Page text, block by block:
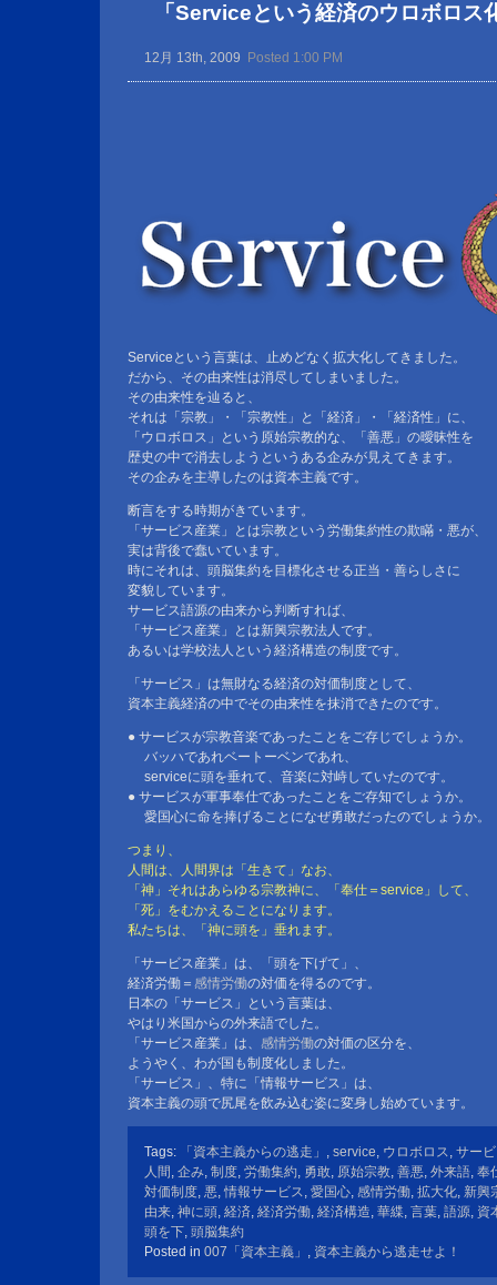
「Serviceという経済のウロボロス
12月 13th, 2009 Posted 1:00 PM
Serviceという言葉は、止めどなく拡大化してきました。
だから、その由来性は消尽してしまいました。
その由来性を辿ると、
それは「宗教」・「宗教性」と「経済」・「経済性」に、
「ウロボロス」という原始宗教的な、「善悪」の曖昧性を
歴史の中で消去しようというある企みが見えてきます。
その企みを主導したのは資本主義です。
断言をする時期がきています。
「サービス産業」とは宗教という労働集約性の欺瞞・悪が、
実は背後で蠢いています。
時にそれは、頭脳集約を目標化させる正当・善らしさに
変貌しています。
サービス語源の由来から判断すれば、
「サービス産業」とは新興宗教法人です。
あるいは学校法人という経済構造の制度です。
「サービス」は無財なる経済の対価制度として、
資本主義経済の中でその由来性を抹消できたのです。
● サービスが宗教音楽であったことをご存じでしょうか。
バッハであれベートーベンであれ、
serviceに頭を垂れて、音楽に対峙していたのです。
● サービスが軍事奉仕であったことをご存知でしょうか。
愛国心に命を捧げることになぜ勇敢だったのでしょうか。
つまり、
人間は、人間界は「生きて」なお、
「神」それはあらゆる宗教神に、「奉仕＝service」して、
「死」をむかえることになります。
私たちは、「神に頭を」垂れます。
「サービス産業」は、「頭を下げて」、
経済労働＝ 感情労働の対価を得るのです。
日本の「サービス」という言葉は、
やはり米国からの外来語でした。
「サービス産業」は、 感情労働の対価の区分を、
ようやく、わが国も制度化しました。
「サービス」、特に「情報サービス」は、
資本主義の頭で尻尾を飲み込む姿に変身し始めています。
Tags: 「資本主義からの逃走」 , service, ウロボロス, サー
人間 , 企み, 制度, 労働集約, 勇敢, 原始宗教, 善悪, 外来語, 奉
対価制度, 悪,情報サービス, 愛国心, 感情労働, 拡大化, 新興
由来, 神に頭, 経済, 経済労働, 経済構造, 華緤, 言葉, 語源, 資
頭を下, 頭脳集約
Posted in 007「資本主義」 , 資本主義から逃走せよ！